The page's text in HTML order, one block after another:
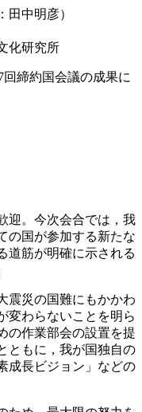
田中明彦）
化研究所
締約国会議の成果に
迎。今次会合では，我
の国が参加する新たな
道筋が明確に示される
震災の国難にもかかわ
変わらないことを明ら
の作業部会の設置を提
ともに，我が国独自の
成長ビジョン」などの